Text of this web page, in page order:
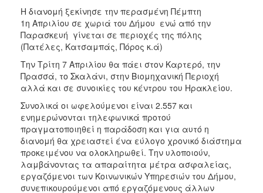
Γυναικών
Κέντρο
Κοινότητας
Κοινωνικό
Φαρμακείο
Κοινωνικό
Παντοπωλείο
Ισότητα
των
Φύλων
Υγεία
Αυτόματοι
Η διανομή ξεκίνησε την περασμένη Πέμπτη
1η Απριλίου σε χωριά του Δήμου ενώ από την
Παρασκευή γίνεται σε περιοχές της πόλης
(Πατέλες, Κατσαμπάς, Πόρος κ.ά)
Την Τρίτη 7 Απριλίου θα πάει στον Καρτερό, την
Πρασσά, το Σκαλάνι, στην Βιομηχανική Περιοχή
αλλά και σε συνοικίες του κέντρου του Ηρακλείου.
Συνολικά οι ωφελούμενοι είναι 2.557 και
ενημερώνονται τηλεφωνικά προτού
πραγματοποιηθεί η παράδοση και για αυτό η
διανομή θα χρειαστεί ένα εύλογο χρονικό διάστημα
προκειμένου να ολοκληρωθεί. Την υλοποιούν,
λαμβάνοντας τα απαραίτητα μέτρα ασφαλείας,
εργαζόμενοι των Κοινωνικών Υπηρεσιών του Δήμου,
συνεπικουρούμενοι από εργαζόμενους άλλων